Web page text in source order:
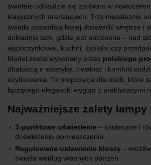
świetnie odnajdzie się zarówno w
klasycznych aranżacjach. Trzy niezależnie
światła pozwalają lepiej doświetlić wnętrze i
dokładnie tam, gdzie jest potrzebne – nad
wypoczynkowej, kuchni, sypialni czy
Model został wykonany przez polskiego
dbałością o estetykę, trwałość i komfort
użytkowania. To propozycja dla osób, które
łączącego elegancki wygląd z praktycznymi
Najważniejsze zalety lampy
3-punktowe oświetlenie – skuteczne i
doświetlenie pomieszczenia.
Regulowane ustawienie kloszy –
światła według własnych potrzeb.